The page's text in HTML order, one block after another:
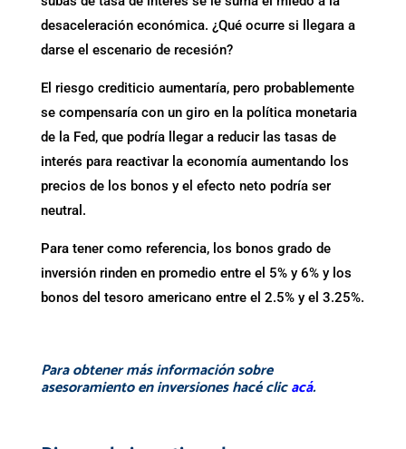
desaceleración económica. ¿Qué ocurre si llegara a
darse el escenario de recesión?
El riesgo crediticio aumentaría, pero probablemente
se compensaría con un giro en la política monetaria
de la Fed, que podría llegar a reducir las tasas de
interés para reactivar la economía aumentando los
precios de los bonos y el efecto neto podría ser
neutral.
Para tener como referencia, los bonos grado de
inversión rinden en promedio entre el 5% y 6% y los
bonos del tesoro americano entre el 2.5% y el 3.25%.
Para obtener más información sobre
asesoramiento en inversiones hacé clicacá.